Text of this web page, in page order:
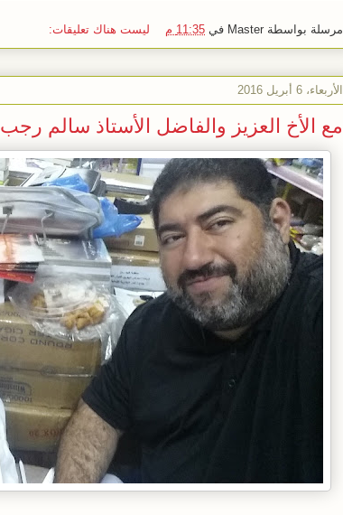
مرسلة بواسطة Master في 11:35 م ليست هناك تعليقات:
الأربعاء، 6 أبريل 2016
مع الأخ العزيز والفاضل الأستاذ سالم رجب